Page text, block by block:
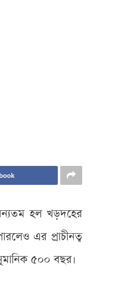
হল খড়দহের
এর প্রাচীনত্ব
৫০০ বছর।